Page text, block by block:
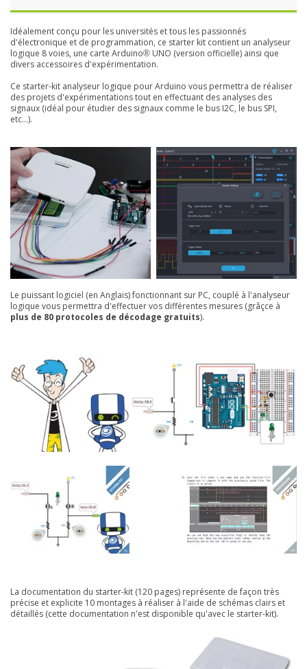
Idéalement conçu pour les universités et tous les passionnés
d'électronique et de programmation, ce starter kit contient un analyseur
logique 8 voies, une carte Arduino® UNO (version officielle) ainsi que
divers accessoires d'expérimentation.
Ce starter-kit analyseur logique pour Arduino vous permettra de réaliser
des projets d'expérimentations tout en effectuant des analyses des
signaux (idéal pour étudier des signaux comme le bus I2C, le bus SPI,
etc...).
Le puissant logiciel (en Anglais) fonctionnant sur PC, couplé à l'analyseur
logique vous permettra d'effectuer vos différentes mesures (grâçce à
plus de 80 protocoles de décodage gratuits).
La documentation du starter-kit (120 pages) représente de façon très
précise et explicite 10 montages à réaliser à l'aide de schémas clairs et
détaillés (cette documentation n'est disponible qu'avec le starter-kit).